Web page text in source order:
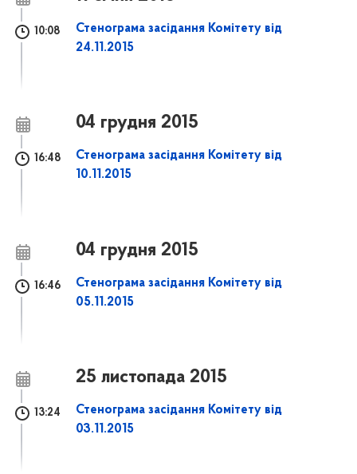
10:08
Стенограма засідання Комітету від
24.11.2015
04 грудня 2015
16:48
Стенограма засідання Комітету від
10.11.2015
04 грудня 2015
16:46
Стенограма засідання Комітету від
05.11.2015
25 листопада 2015
13:24
Стенограма засідання Комітету від
03.11.2015